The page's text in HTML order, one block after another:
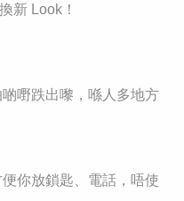
新 Look！
嘢跌出嚟，喺人多地方
你放鎖匙、電話，唔使